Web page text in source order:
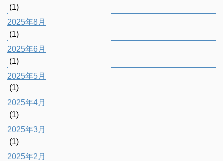
(1)
2025年8月
(1)
2025年6月
(1)
2025年5月
(1)
2025年4月
(1)
2025年3月
(1)
2025年2月